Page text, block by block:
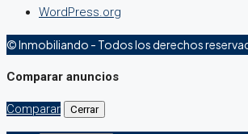
WordPress.org
© Inmobiliando - Todos los derechos
Comparar anuncios
Comparar Cerrar